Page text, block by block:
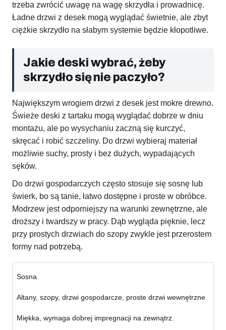
trzeba zwrócić uwagę na wagę skrzydła i prowadnicę.
Ładne drzwi z desek mogą wyglądać świetnie, ale zbyt
ciężkie skrzydło na słabym systemie będzie kłopotliwe.
Jakie deski wybrać, żeby
skrzydło się nie paczyło?
Największym wrogiem drzwi z desek jest mokre drewno.
Świeże deski z tartaku mogą wyglądać dobrze w dniu
montażu, ale po wysychaniu zaczną się kurczyć,
skręcać i robić szczeliny. Do drzwi wybieraj materiał
możliwie suchy, prosty i bez dużych, wypadających
sęków.
Do drzwi gospodarczych często stosuje się sosnę lub
świerk, bo są tanie, łatwo dostępne i proste w obróbce.
Modrzew jest odporniejszy na warunki zewnętrzne, ale
droższy i twardszy w pracy. Dąb wygląda pięknie, lecz
przy prostych drzwiach do szopy zwykle jest przerostem
formy nad potrzebą.
Sosna
Altany, szopy, drzwi gospodarcze, proste drzwi wewnętrzne
Miękka, wymaga dobrej impregnacji na zewnątrz.